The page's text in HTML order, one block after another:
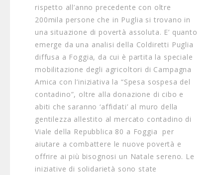
rispetto all’anno precedente con oltre
200mila persone che in Puglia si trovano in
una situazione di povertà assoluta. E’ quanto
emerge da una analisi della Coldiretti Puglia
diffusa a Foggia, da cui è partita la speciale
mobilitazione degli agricoltori di Campagna
Amica con l’iniziativa la “Spesa sospesa del
contadino”, oltre alla donazione di cibo e
abiti che saranno ‘affidati’ al muro della
gentilezza allestito al mercato contadino di
Viale della Repubblica 80 a Foggia per
aiutare a combattere le nuove povertà e
offrire ai più bisognosi un Natale sereno. Le
iniziative di solidarietà sono state